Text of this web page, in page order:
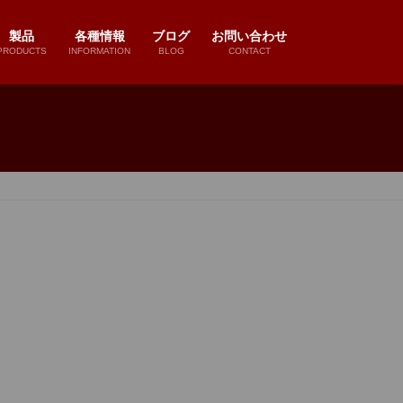
製品 各種情報
INFORMATION
ブログ
BLOG
お問い合わせ
CONTACT